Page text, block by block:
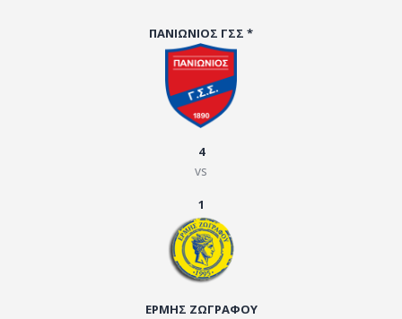
ΣΥΝΕΝΤΕΥΞΕΙΣ
ΠΑΝΙΩΝΙΟΣ ΓΣΣ *
4
vs
1
ΕΡΜΗΣ ΖΩΓΡΑΦΟΥ